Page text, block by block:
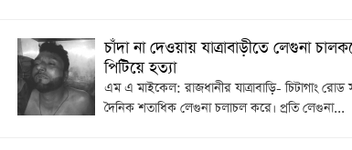
চাঁদা না দেওয়ায় যাত্রাবাড়ীতে লেগুনা
পিটিয়ে হত্যা
এম এ মাইকেল: রাজধানীর যাত্রাবাড়ি- চিটাগাং
দৈনিক শতাধিক লেগুনা চলাচল করে। প্রতি লেগুনা...